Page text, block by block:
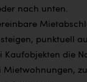
Austria
nach unten.
punktuell
Kaufobjekten die
Mietwohnungen,